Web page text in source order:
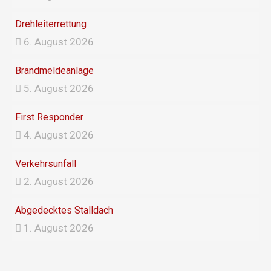
Drehleiterrettung
6. August 2026
Brandmeldeanlage
5. August 2026
First Responder
4. August 2026
Verkehrsunfall
2. August 2026
Abgedecktes Stalldach
1. August 2026